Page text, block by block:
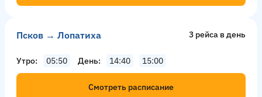
Псков → Лопатиха 3 рейсa в день
Утро 05:50 День 14:40 15:00
Смотреть расписание